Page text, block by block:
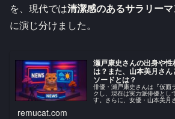
を、現代では清潔感のあるサラリー
に演じ分けました。
瀬戸康史さんの出身や
は？また、山本美月さ
ソードとは？
俳優・瀬戸康史さんは『仮面
クし、現在は実力派俳優とし
す。さらに、女優・山本美月
remucat.com